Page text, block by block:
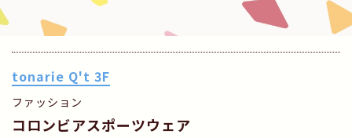
tonarie Q't 3F
ファッション
コロンビアスポーツウェア